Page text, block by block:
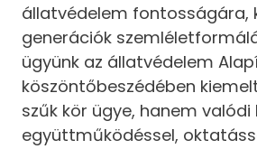
állatvédelem
generációk
ügyünk az állatvédelem
köszöntőbeszédében
szűk kör ügye, hanem
együttműködéssel,